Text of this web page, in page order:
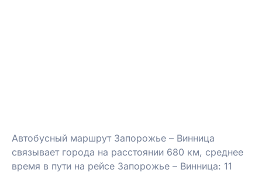
Автобусный маршрут Запорожье – Винница
связывает города на расстоянии 680 км, среднее
время в пути на рейсе Запорожье – Винница: 11